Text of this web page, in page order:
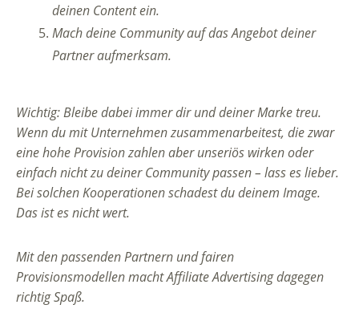
deinen Content ein.
Mach deine Community auf das Angebot deiner
Partner aufmerksam.
Wichtig: Bleibe dabei immer dir und deiner Marke treu.
Wenn du mit Unternehmen zusammenarbeitest, die zwar
eine hohe Provision zahlen aber unseriös wirken oder
einfach nicht zu deiner Community passen – lass es lieber.
Bei solchen Kooperationen schadest du deinem Image.
Das ist es nicht wert.
Mit den passenden Partnern und fairen
Provisionsmodellen macht Affiliate Advertising dagegen
richtig Spaß.